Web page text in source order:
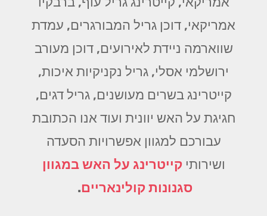
אמריקאי, דוכן גריל המבורגרים, עמדת
שווארמה ניידת לאירועים, דוכן מעורב
ירושלמי אסלי, גריל נקניקיות איכות,
קייטרינג בשרים מעושנים, גריל דגים,
חגיגת על האש יוונית ועוד אנו הכתובת
עבורכם למגוון אפשרויות הסעדה
ושירותיקייטרינג על האש במגוון
סגנונות קולינאריים.